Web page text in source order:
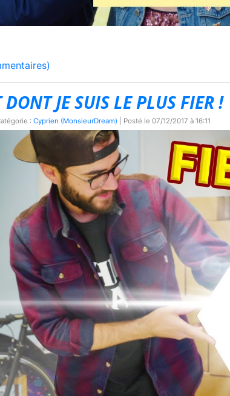
DONT JE SUIS LE PLUS FIER !
: Cyprien (MonsieurDream) | Posté le 07/12/2017 à 16:11